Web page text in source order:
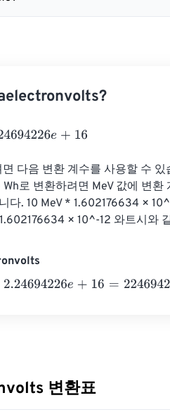
e+16
다음 변환 계수를 사용할 수 있
로 변환하려면 MeV 값에 변환
다. 10 MeV * 1.602176634 ×
× 10^-12 와트시와
e+16=
변환표